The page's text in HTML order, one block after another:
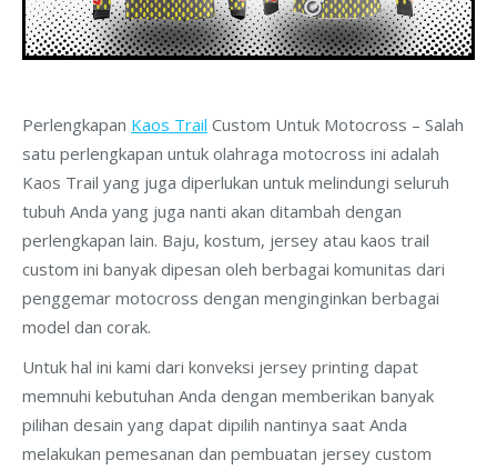
Perlengkapan Kaos Trail Custom Untuk Motocross – Salah
satu perlengkapan untuk olahraga motocross ini adalah
Kaos Trail yang juga diperlukan untuk melindungi seluruh
tubuh Anda yang juga nanti akan ditambah dengan
perlengkapan lain. Baju, kostum, jersey atau kaos trail
custom ini banyak dipesan oleh berbagai komunitas dari
penggemar motocross dengan menginginkan berbagai
model dan corak.
Untuk hal ini kami dari konveksi jersey printing dapat
memnuhi kebutuhan Anda dengan memberikan banyak
pilihan desain yang dapat dipilih nantinya saat Anda
melakukan pemesanan dan pembuatan jersey custom